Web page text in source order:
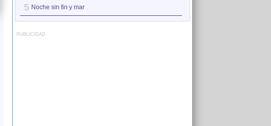
5 Noche sin fin y mar
PUBLICIDAD